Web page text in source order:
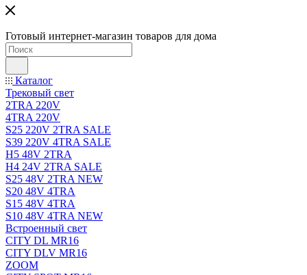
Готовый интернет-магазин товаров для дома
Каталог
Трековый свет
2TRA 220V
4TRA 220V
S25 220V 2TRA SALE
S39 220V 4TRA SALE
H5 48V 2TRA
H4 24V 2TRA SALE
S25 48V 2TRA NEW
S20 48V 4TRA
S15 48V 4TRA
S10 48V 4TRA NEW
Встроенный свет
CITY DL MR16
CITY DLV MR16
ZOOM